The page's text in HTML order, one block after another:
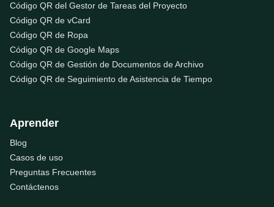
Código QR del Gestor de Tareas del Proyecto
Código QR de vCard
Código QR de Ropa
Código QR de Google Maps
Código QR de Gestión de Documentos de Archivo
Código QR de Seguimiento de Asistencia de Tiempo
Aprender
Blog
Casos de uso
Preguntas Frecuentes
Contáctenos